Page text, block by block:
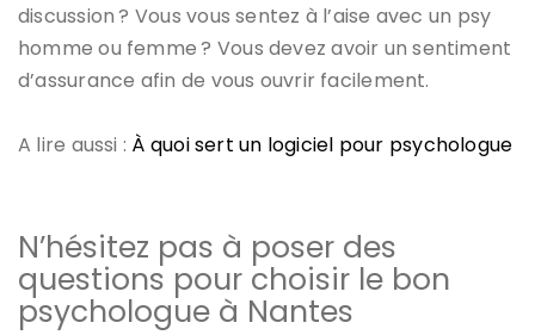
discussion ? Vous vous sentez à l’aise avec un psy
homme ou femme ? Vous devez avoir un sentiment
d’assurance afin de vous ouvrir facilement.
A lire aussi : À quoi sert un logiciel pour psychologue
N’hésitez pas à poser des
questions pour choisir le bon
psychologue à Nantes